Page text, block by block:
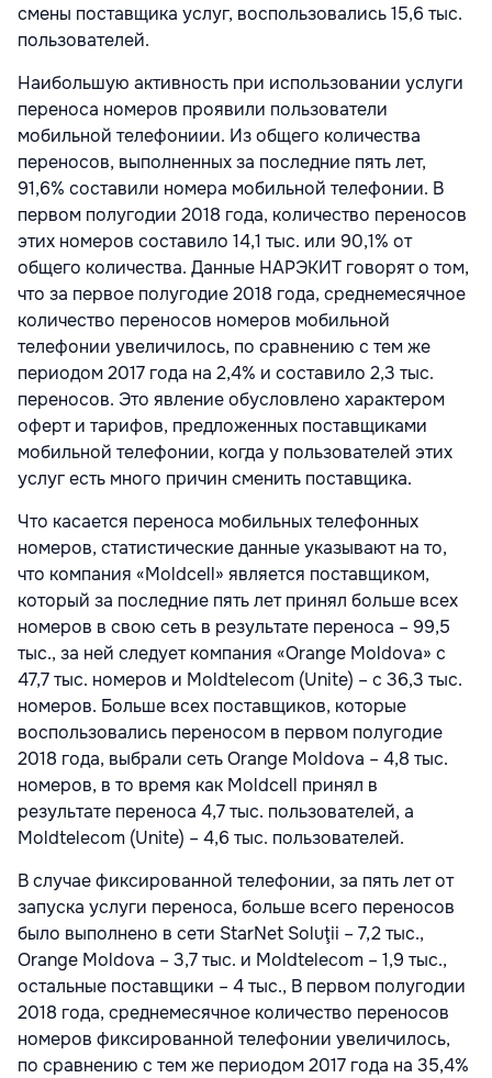
смены поставщика услуг, воспользовались 15,6 тыс.
пользователей.
Наибольшую активность при использовании услуги
переноса номеров проявили пользователи
мобильной телефониии. Из общего количества
переносов, выполненных за последние пять лет,
91,6% составили номера мобильной телефонии. В
первом полугодии 2018 года, количество переносов
этих номеров составило 14,1 тыс. или 90,1% от
общего количества. Данные НАРЭКИТ говорят о том,
что за первое полугодие 2018 года, среднемесячное
количество переносов номеров мобильной
телефонии увеличилось, по сравнению с тем же
периодом 2017 года на 2,4% и составило 2,3 тыс.
переносов. Это явление обусловлено характером
оферт и тарифов, предложенных поставщиками
мобильной телефонии, когда у пользователей этих
услуг есть много причин сменить поставщика.
Что касается переноса мобильных телефонных
номеров, статистические данные указывают на то,
что компания «Moldcell» является поставщиком,
который за последние пять лет принял больше всех
номеров в свою сеть в результате переноса – 99,5
тыс., за ней следует компания «Orange Moldova» с
47,7 тыс. номеров и Moldtelecom (Unite) – с 36,3 тыс.
номеров. Больше всех поставщиков, которые
воспользовались переносом в первом полугодие
2018 года, выбрали сеть Orange Moldova – 4,8 тыс.
номеров, в то время как Moldcell принял в
результате переноса 4,7 тыс. пользователей, а
Moldtelecom (Unite) – 4,6 тыс. пользователей.
В случае фиксированной телефонии, за пять лет от
запуска услуги переноса, больше всего переносов
было выполнено в сети StarNet Soluţii – 7,2 тыс.,
Orange Moldova – 3,7 тыс. и Moldtelecom – 1,9 тыс.,
остальные поставщики – 4 тыс., В первом полугодии
2018 года, среднемесячное количество переносов
номеров фиксированной телефонии увеличилось,
по сравнению с тем же периодом 2017 года на 35,4%